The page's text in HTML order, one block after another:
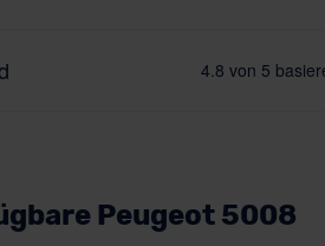
Peugeot 5008